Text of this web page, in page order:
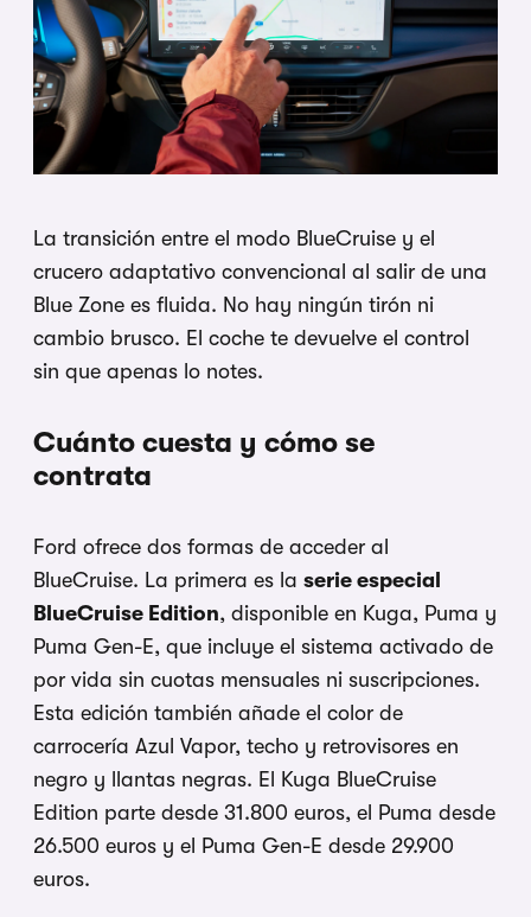
La transición entre el modo BlueCruise y el
crucero adaptativo convencional al salir de una
Blue Zone es fluida. No hay ningún tirón ni
cambio brusco. El coche te devuelve el control
sin que apenas lo notes.
Cuánto cuesta y cómo se
contrata
Ford ofrece dos formas de acceder al
BlueCruise. La primera es la serie especial
BlueCruise Edition, disponible en Kuga, Puma y
Puma Gen-E, que incluye el sistema activado de
por vida sin cuotas mensuales ni suscripciones.
Esta edición también añade el color de
carrocería Azul Vapor, techo y retrovisores en
negro y llantas negras. El Kuga BlueCruise
Edition parte desde 31.800 euros, el Puma desde
26.500 euros y el Puma Gen-E desde 29.900
euros.